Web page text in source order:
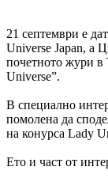
21 септември е
Universe Japan, а
почетното жури в
Universe”.
В специално
помолена да
на конурса Lady
Ето и част от